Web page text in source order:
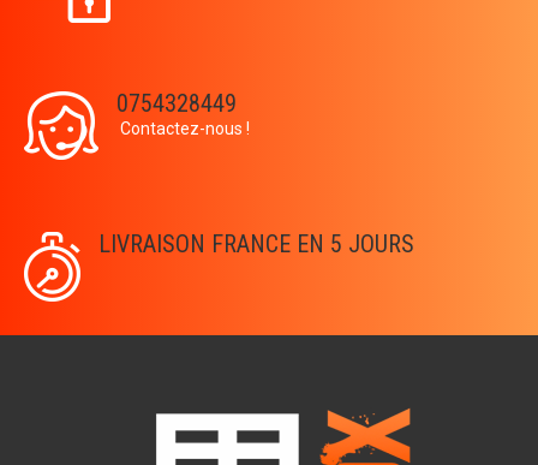
0754328449
Contactez-nous !
LIVRAISON FRANCE EN 5 JOURS